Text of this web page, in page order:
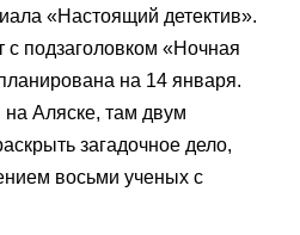
«Настоящий детектив».
подзаголовком «Ночная
на 14 января.
на Аляске, там двум
загадочное дело,
восьми ученых с